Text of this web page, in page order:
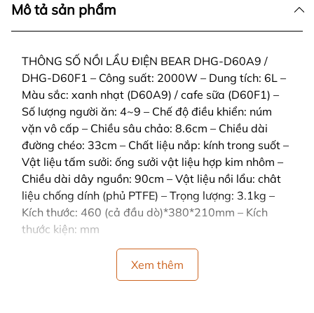
Mô tả sản phẩm
THÔNG SỐ NỒI LẨU ĐIỆN BEAR DHG-D60A9 /
DHG-D60F1 – Công suất: 2000W – Dung tích: 6L –
Màu sắc: xanh nhạt (D60A9) / cafe sữa (D60F1) –
Số lượng người ăn: 4~9 – Chế độ điều khiển: núm
vặn vô cấp – Chiều sâu chảo: 8.6cm – Chiều dài
đường chéo: 33cm – Chất liệu nắp: kính trong suốt –
Vật liệu tấm sưởi: ống sưởi vật liệu hợp kim nhôm –
Chiều dài dây nguồn: 90cm – Vật liệu nồi lẩu: chât
liệu chống dính (phủ PTFE) – Trọng lượng: 3.1kg –
Kích thước: 460 (cả đầu dò)*380*210mm – Kích
thước kiện: mm
Xem thêm